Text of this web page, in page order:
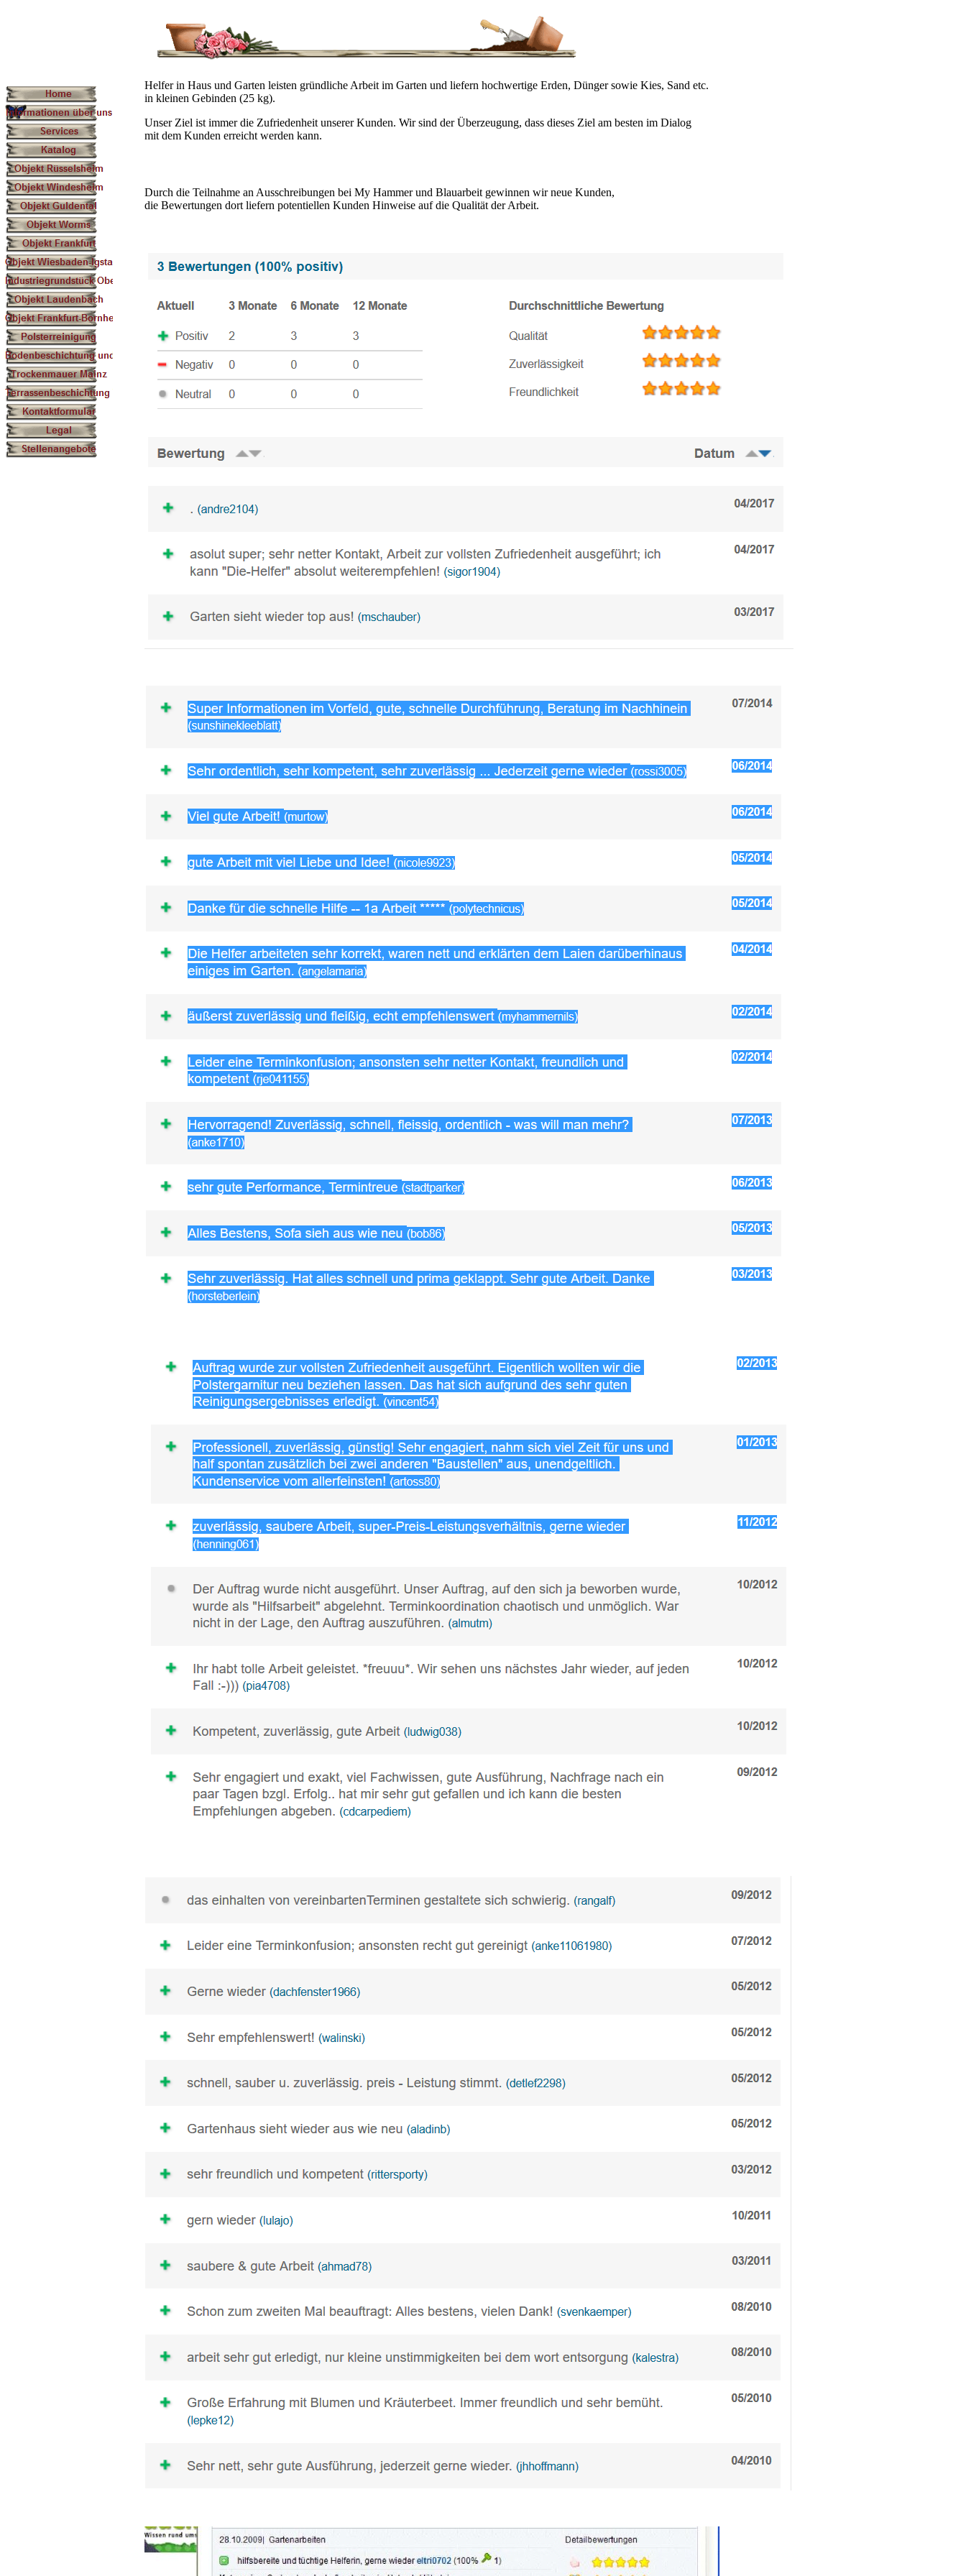
Helfer in Haus und Garten leisten gründliche Arbeit im Garten und liefern hochwertige Erden, Dünger sowie Kies, Sand etc.
in kleinen Gebinden (25 kg).
Unser Ziel ist immer die Zufriedenheit unserer Kunden. Wir sind der Überzeugung, dass dieses Ziel am besten im Dialog
mit dem Kunden erreicht werden kann.
Durch die Teilnahme an Ausschreibungen bei My Hammer und Blauarbeit gewinnen wir neue Kunden,
die Bewertungen dort liefern potentiellen Kunden Hinweise auf die Qualität der Arbeit.